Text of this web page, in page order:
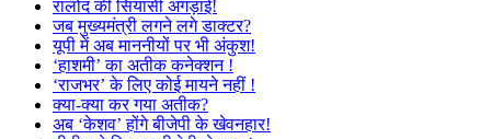
रालोद की सियासी अंगड़ाई!
जब मुख्यमंत्री लगने लगे डाक्टर?
यूपी में अब माननीयों पर भी अंकुश!
‘हाशमी’ का अतीक कनेक्शन !
‘राजभर’ के लिए कोई मायने नहीं !
क्या-क्या कर गया अतीक?
अब ‘केशव’ होंगे बीजेपी के खेवनहार!